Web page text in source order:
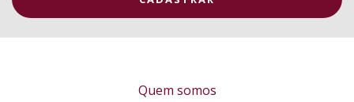
Quem somos